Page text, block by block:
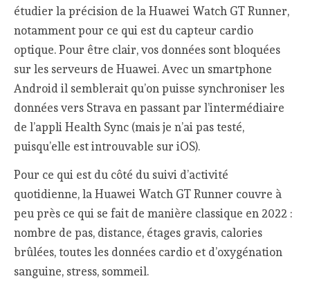
étudier la précision de la Huawei Watch GT Runner,
notamment pour ce qui est du capteur cardio
optique. Pour être clair, vos données sont bloquées
sur les serveurs de Huawei. Avec un smartphone
Android il semblerait qu’on puisse synchroniser les
données vers Strava en passant par l’intermédiaire
de l’appli Health Sync (mais je n’ai pas testé,
puisqu’elle est introuvable sur iOS).
Pour ce qui est du côté du suivi d’activité
quotidienne, la Huawei Watch GT Runner couvre à
peu près ce qui se fait de manière classique en 2022 :
nombre de pas, distance, étages gravis, calories
brûlées, toutes les données cardio et d’oxygénation
sanguine, stress, sommeil.